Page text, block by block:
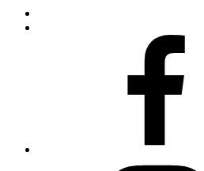
Comptines